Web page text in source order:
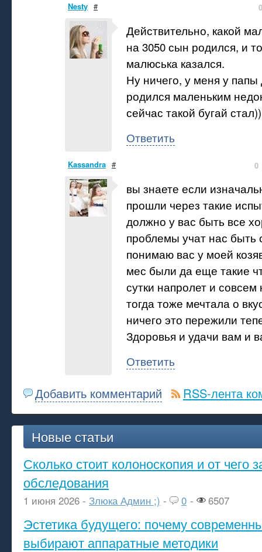
Nesty # 0
Действительно, какой
на 3050 сын родился, и
малюська казался.
Ну ничего, у меня у папы
родился маленьким
сейчас такой бугай
Ответить
Kassandra # 0
вы знаете если
прошли через такие
должно у вас быть все
проблемы учат нас
понимаю вас у моей
мес были да еще такие
сутки напролет и совсем
тогда тоже мечтала о
ничего это пережили
Здоровья и удачи вам и
Ответить
Добавить комментарий RSS-лента
Новые статьи
Сколько стоит колоноскопия и от чего
обследования
1 июня 2026 - Злюка Админ ;) - 0 - 6507
Эстетика будущего: почему
выбирают аппаратные методики